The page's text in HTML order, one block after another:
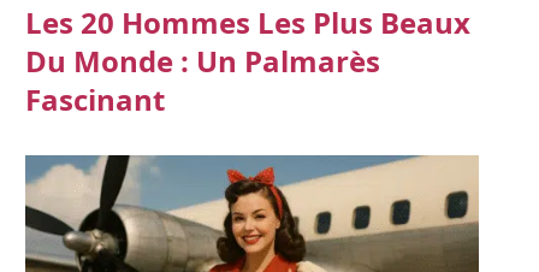
Les 20 Hommes Les Plus Beaux
Du Monde : Un Palmarès
Fascinant